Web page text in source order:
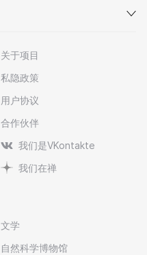
关于项目
私隐政策
用户协议
合作伙伴
我们是VKontakte
我们在禅
文学
自然科学博物馆